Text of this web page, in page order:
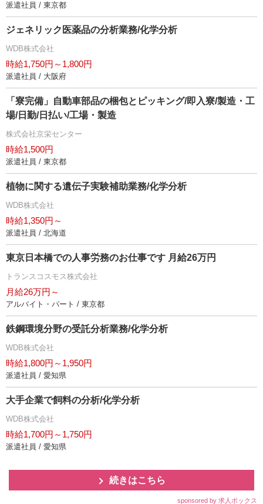
派遣社員 / 東京都
ジェネリック医薬品の分析業務/化学分析
WDB株式会社
時給1,750円～1,800円
派遣社員 / 大阪府
「寮完備」自動車部品の梱包とピッキング/即入寮/製造・工
場/日勤/日払い/工場・製造
株式会社京栄センター
時給1,500円
派遣社員 / 東京都
植物に関する遺伝子実験補助業務/化学分析
WDB株式会社
時給1,350円～
派遣社員 / 北海道
東京日本橋での人事労務のお仕事です 月給26万円
トランスコスモス株式会社
月給26万円～
アルバイト・パート / 東京都
鉄鋼環境分野の受託分析業務/化学分析
WDB株式会社
時給1,800円～1,950円
派遣社員 / 愛知県
大手企業で飼料の分析/化学分析
WDB株式会社
時給1,700円～1,750円
派遣社員 / 愛知県
続きはこちら
sponsored by 求人ボックス